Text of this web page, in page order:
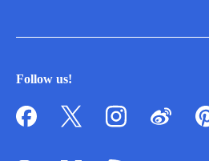
Follow us!